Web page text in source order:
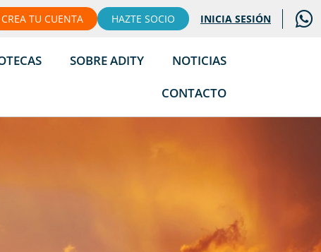
CREA TU CUENTA HAZTE SOCIO INICIA SESIÓN
SOBRE ADITY
NOTICIAS
CONTACTO